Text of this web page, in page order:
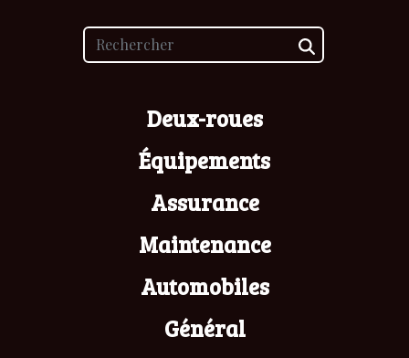
Deux-roues
Équipements
Assurance
Maintenance
Automobiles
Général